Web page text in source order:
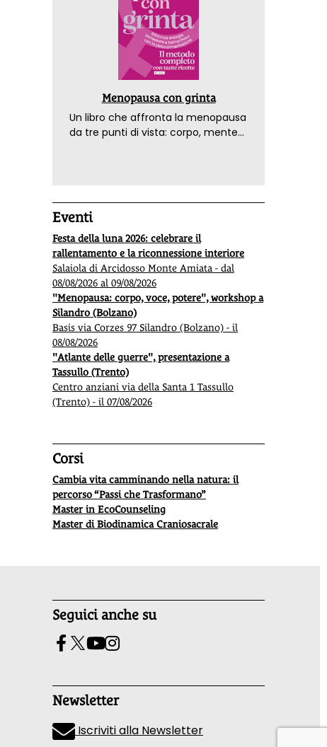
Menopausa con grinta
Un libro che affronta la menopausa
da tre punti di vista: corpo, mente
Eventi
Festa della luna 2026: celebrare il
rallentamento e la riconnessione interiore
Salaiola di Arcidosso Monte Amiata - dal
08/08/2026 al 09/08/2026
"Menopausa: corpo, voce, potere", workshop a
Silandro (Bolzano)
Basis via Corzes 97 Silandro (Bolzano) - il
08/08/2026
"Atlante delle guerre", presentazione a
Tassullo (Trento)
Centro anziani via della Santa 1 Tassullo
(Trento) - il 07/08/2026
Corsi
Cambia vita camminando nella natura: il
percorso “Passi che Trasformano”
Master in EcoCounseling
Master di Biodinamica Craniosacrale
Seguici anche su
Newsletter
Iscriviti alla Newsletter